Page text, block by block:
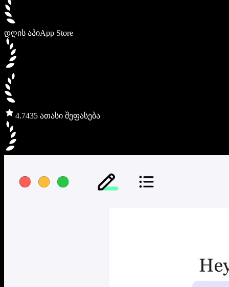
დღის აპიApp Store
4.7435 ათასი შეფასება